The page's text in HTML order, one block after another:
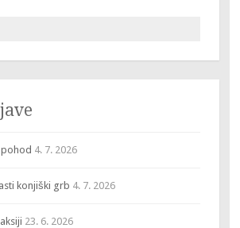
4. 7. 2026
konjiški grb 4. 7. 2026
23. 6. 2026